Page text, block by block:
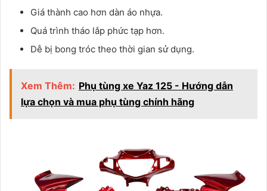
Giá thành cao hơn dàn áo nhựa.
Quá trình tháo lắp phức tạp hơn.
Dễ bị bong tróc theo thời gian sử dụng.
Xem Thêm: Phụ tùng xe Yaz 125 - Hướng dẫn
lựa chọn và mua phụ tùng chính hãng